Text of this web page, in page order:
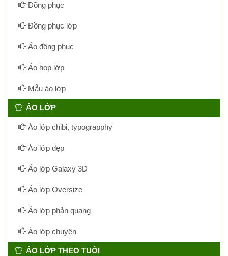
Đồng phục
Đồng phục lớp
Áo đồng phục
Áo họp lớp
Mẫu áo lớp
ÁO LỚP
Áo lớp chibi, typograpphy
Áo lớp đẹp
Áo lớp Galaxy 3D
Áo lớp Oversize
Áo lớp phản quang
Áo lớp chuyên
ÁO LỚP THEO TUỔI